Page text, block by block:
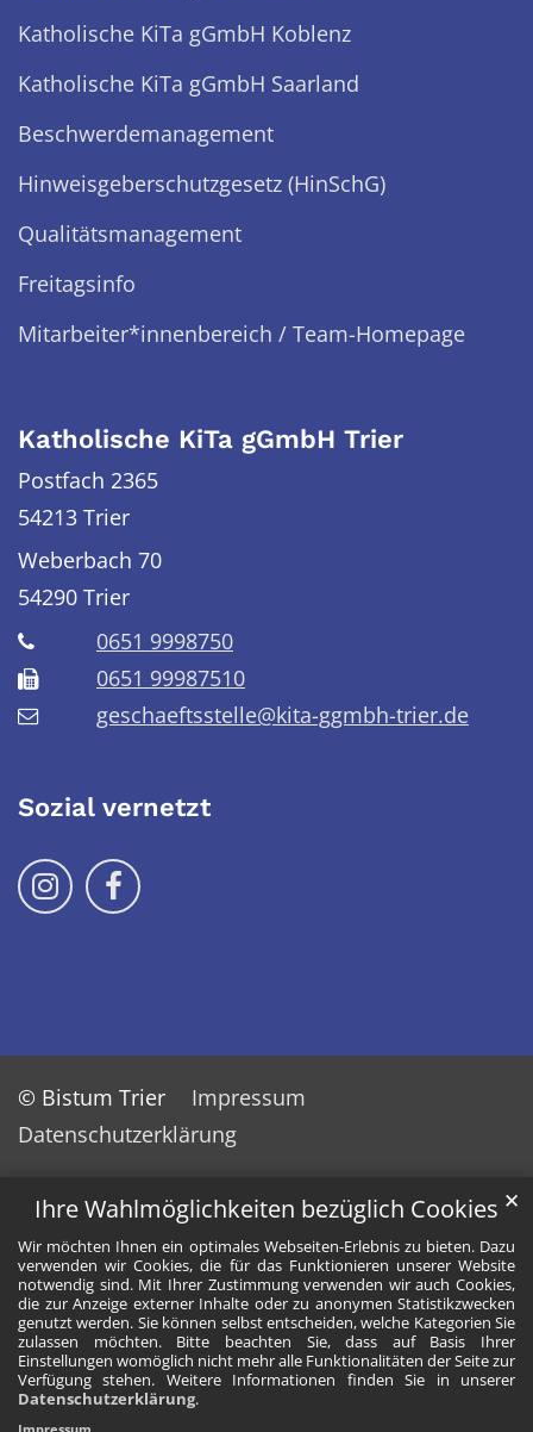
Ihre Wahlmöglichkeiten bezüglich Cookies
Wir möchten Ihnen ein optimales Webseiten-Erlebnis zu bieten. Dazu
verwenden wir Cookies, die für das Funktionieren unserer Website
notwendig sind. Mit Ihrer Zustimmung verwenden wir auch Cookies,
die zur Anzeige externer Inhalte oder zu anonymen Statistikzwecken
genutzt werden. Sie können selbst entscheiden, welche Kategorien Sie
zulassen möchten. Bitte beachten Sie, dass auf Basis Ihrer
Einstellungen womöglich nicht mehr alle Funktionalitäten der Seite zur
Verfügung stehen. Weitere Informationen finden Sie in unserer
Datenschutzerklärung.
✕
Katholische KiTa gGmbH Koblenz
Katholische KiTa gGmbH Saarland
Beschwerdemanagement
Hinweisgeberschutzgesetz (HinSchG)
Qualitätsmanagement
Freitagsinfo
Mitarbeiter*innenbereich / Team-Homepage
Katholische KiTa gGmbH Trier
Postfach 2365
54213 Trier
Weberbach 70
54290 Trier
0651 9998750
0651 99987510
geschaeftsstelle@kita-ggmbh-trier.de
Sozial vernetzt
Folge uns auf Instragram
Folge uns auf Facebook
© Bistum Trier
Impressum
Datenschutzerklärung